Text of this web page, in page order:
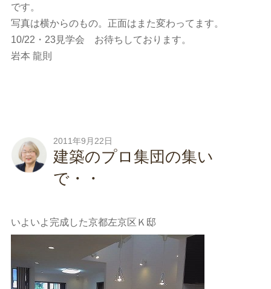
です。
写真は横からのもの。正面はまた変わってます。
10/22・23見学会 お待ちしております。
岩本 龍則
2011年9月22日
建築のプロ集団の集い
で・・
いよいよ完成した京都左京区Ｋ邸